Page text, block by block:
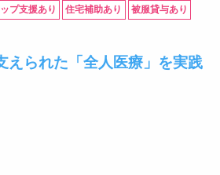
プ支援あり 住宅補助あり 被服貸与あり
えられた「全人医療」を実践